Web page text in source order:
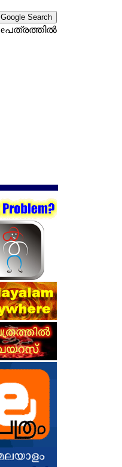
eപത്രത്തില്‍